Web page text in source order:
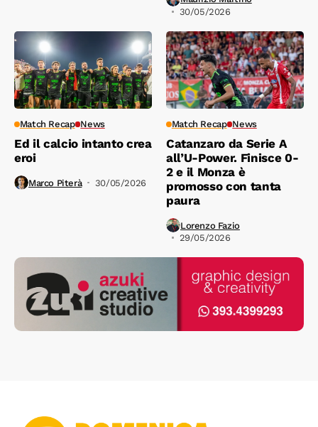
30/05/2026
Match Recap News
Ed il calcio intanto crea
eroi
Marco Piterà 30/05/2026
Match Recap News
Catanzaro da Serie A
all’U-Power. Finisce 0-
2 e il Monza è
promosso con tanta
paura
Lorenzo Fazio
29/05/2026